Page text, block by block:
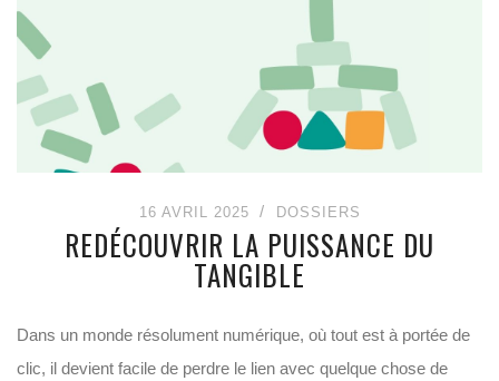
16 AVRIL 2025 DOSSIERS
REDÉCOUVRIR LA PUISSANCE DU
TANGIBLE
Dans un monde résolument numérique, où tout est à portée de
clic, il devient facile de perdre le lien avec quelque chose de